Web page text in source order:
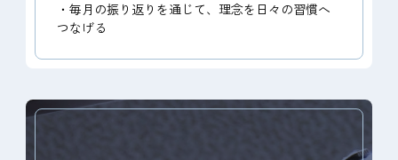
・毎月の振り返りを通じて、理念を日々の習慣へ
つなげる